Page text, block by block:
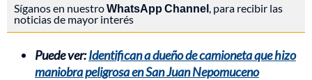
Síganos en nuestroWhatsApp Channel , para recibir las
noticias de mayor interés
Puede ver:Identifican a dueño de camioneta que hizo
maniobra peligrosa en San Juan Nepomuceno